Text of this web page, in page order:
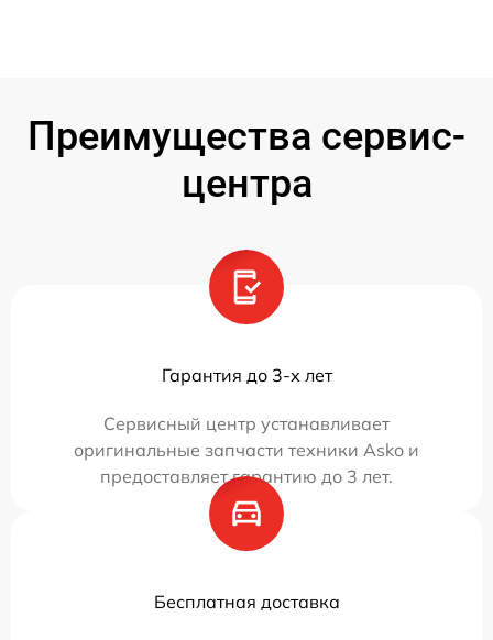
Преимущества сервис-
центра
Гарантия до 3-х лет
Сервисный центр устанавливает
оригинальные запчасти техники Asko и
предоставляет гарантию до 3 лет.
Бесплатная доставка